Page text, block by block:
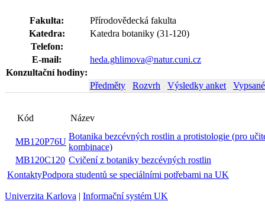
Fakulta:
Přírodovědecká fakulta
Katedra:
Katedra botaniky (31-120)
Telefon:
E-mail:
heda.ghlimova@natur.cuni.cz
Konzultační hodiny:
Předměty
Rozvrh Výsledky anket
Kód
Název
MB120P76U
Botanika bezcévných rostlin a protistologie
(pro učitelské kombinace)
MB120C120 Cvičení z botaniky bezcévných rostlin